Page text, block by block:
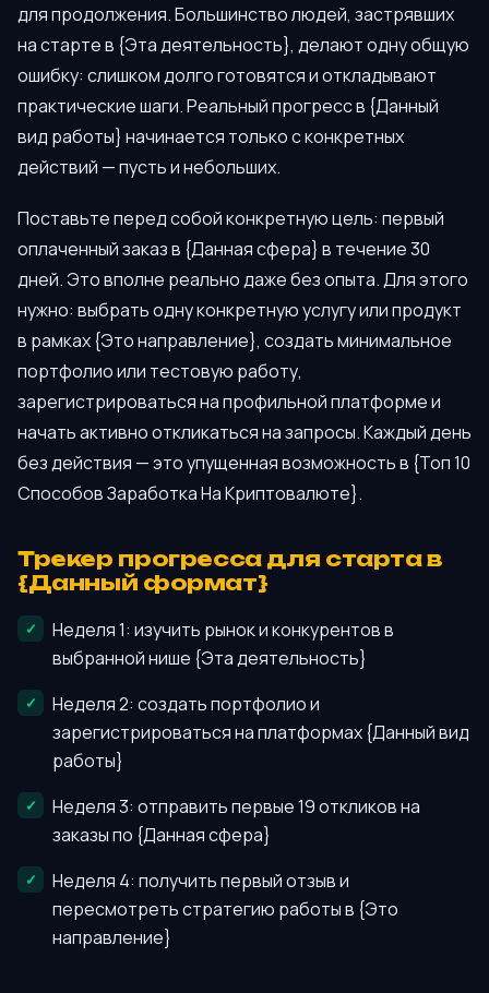
для продолжения. Большинство людей, застрявших
на старте в {Эта деятельность}, делают одну общую
ошибку: слишком долго готовятся и откладывают
практические шаги. Реальный прогресс в {Данный
вид работы} начинается только с конкретных
действий — пусть и небольших.
Поставьте перед собой конкретную цель: первый
оплаченный заказ в {Данная сфера} в течение 30
дней. Это вполне реально даже без опыта. Для этого
нужно: выбрать одну конкретную услугу или продукт
в рамках {Это направление}, создать минимальное
портфолио или тестовую работу,
зарегистрироваться на профильной платформе и
начать активно откликаться на запросы. Каждый день
без действия — это упущенная возможность в {Топ 10
Способов Заработка На Криптовалюте}.
Трекер прогресса для старта в
{Данный формат}
Неделя 1: изучить рынок и конкурентов в
выбранной нише {Эта деятельность}
Неделя 2: создать портфолио и
зарегистрироваться на платформах {Данный вид
работы}
Неделя 3: отправить первые 19 откликов на
заказы по {Данная сфера}
Неделя 4: получить первый отзыв и
пересмотреть стратегию работы в {Это
направление}